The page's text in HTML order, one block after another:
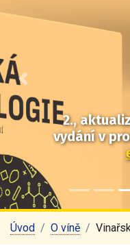
2.,
vydání v
Předchozí
Úvod O víně